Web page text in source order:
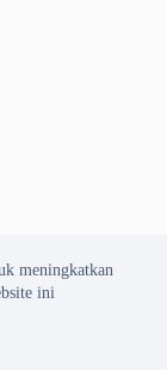
meningkatkan
ini